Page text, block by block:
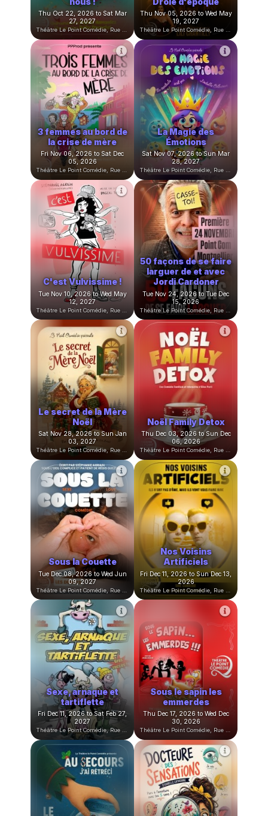
Paroles de Clitoris
Tue Oct 13, 2026 to Wed Apr
14, 2027
Double Jeu
Wed Oct 21, 2026 to Thu Apr
01, 2027
En attendant le
divorce, marions-
nous !
Thu Oct 22, 2026 to Sat Mar
Drôle d'époque
Thu Nov 05, 2026 to Wed May
19, 2027
3 femmes au bord de
la crise de mère
Fri Nov 06, 2026 to Sat Dec
05, 2026
La Magie des
Émotions
Sat Nov 07, 2026 to Sun Mar
28, 2027
C'est Vulvissime !
Tue Nov 10, 2026 to Wed May
12, 2027
Théâtre Le Point Comédie, Rue Sainte-Ursule, Montpellier, France
50 façons de se faire
larguer de et avec
Jordi Cardoner
Tue Nov 24, 2026 to Tue Dec
15, 2026
Le secret de la Mère
Noël
Sat Nov 28, 2026 to Sun Jan
03, 2027
Noël Family Detox
Thu Dec 03, 2026 to Sun Dec
06, 2026